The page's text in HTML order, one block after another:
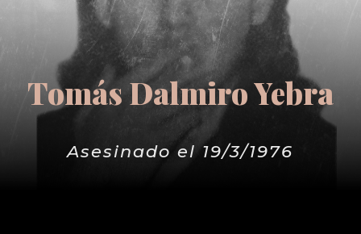
Tomás Dalmiro Yebra
Asesinado el 19/3/1976